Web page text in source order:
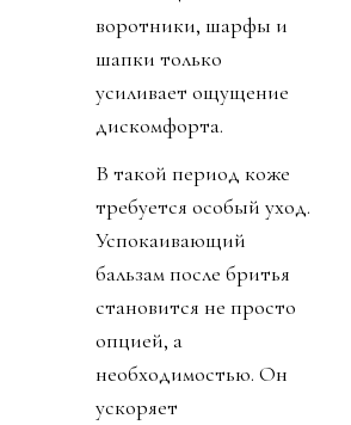
воротники, шарфы и
шапки только
усиливает ощущение
дискомфорта.
В такой период коже
требуется особый уход.
Успокаивающий
бальзам после бритья
становится не просто
опцией, а
необходимостью. Он
ускоряет